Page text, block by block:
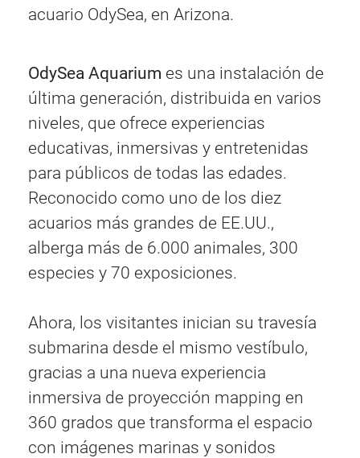
acuario OdySea, en Arizona.
OdySea Aquarium es una instalación de
última generación, distribuida en varios
niveles, que ofrece experiencias
educativas, inmersivas y entretenidas
para públicos de todas las edades.
Reconocido como uno de los diez
acuarios más grandes de EE.UU.,
alberga más de 6.000 animales, 300
especies y 70 exposiciones.
Ahora, los visitantes inician su travesía
submarina desde el mismo vestíbulo,
gracias a una nueva experiencia
inmersiva de proyección mapping en
360 grados que transforma el espacio
con imágenes marinas y sonidos